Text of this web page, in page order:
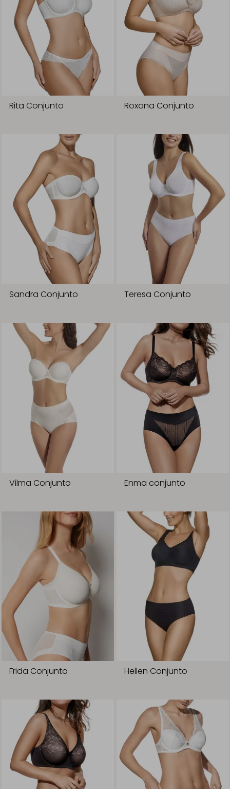
Rita Conjunto Roxana Conjunto
Sandra Conjunto Teresa Conjunto
Vilma Conjunto Enma conjunto
Frida Conjunto Hellen Conjunto